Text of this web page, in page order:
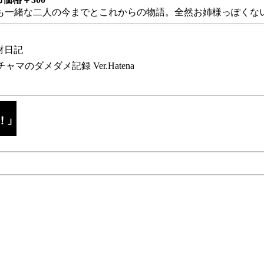
緒な二人の今までとこれからの物語。全然お姉様っぽくな
日記
ャマのダメダメ記録 Ver.Hatena